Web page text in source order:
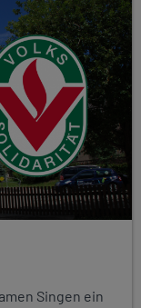
Singen ein